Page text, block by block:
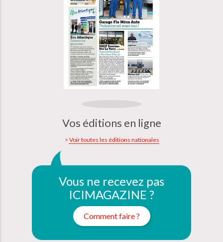
Vos éditions en ligne
Voir toutes les éditions nationales
Vous ne recevez pas
ICIMAGAZINE ?
Comment faire ?